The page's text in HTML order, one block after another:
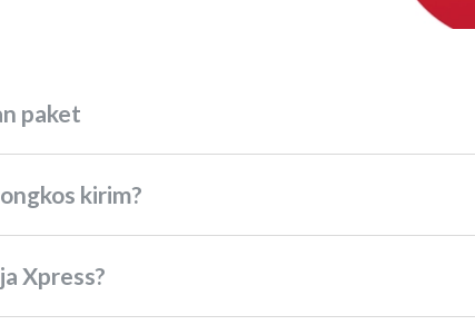
paket
kirim?
Xpress?